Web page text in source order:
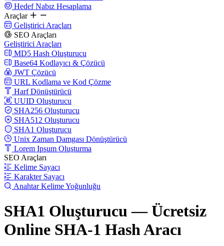
Hedef Nabız Hesaplama
Araçlar
Geliştirici Araçları
SEO Araçları
Geliştirici Araçları
MD5 Hash Oluşturucu
Base64 Kodlayıcı & Çözücü
JWT Çözücü
URL Kodlama ve Kod Çözme
Harf Dönüştürücü
UUID Oluşturucu
SHA256 Oluşturucu
SHA512 Oluşturucu
SHA1 Oluşturucu
Unix Zaman Damgası Dönüştürücü
Lorem Ipsum Oluşturma
SEO Araçları
Kelime Sayacı
Karakter Sayacı
Anahtar Kelime Yoğunluğu
SHA1 Oluşturucu — Ücretsiz
Online SHA-1 Hash Aracı